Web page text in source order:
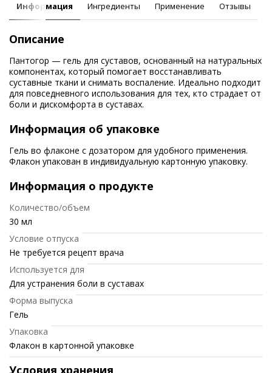
Информация Ингредиенты Применение Отзывы
Описание
Пантогор — гель для суставов, основанный на натуральных
компонентах, который помогает восстанавливать
суставные ткани и снимать воспаление. Идеально подходит
для повседневного использования для тех, кто страдает от
боли и дискомфорта в суставах.
Информация об упаковке
Гель во флаконе с дозатором для удобного применения.
Флакон упакован в индивидуальную картонную упаковку.
Информация о продукте
Количество/объем
30 мл
Условие отпуска
Не требуется рецепт врача
Используется для
Для устранения боли в суставах
Форма выпуска
Гель
Упаковка
Флакон в картонной упаковке
Условия хранения